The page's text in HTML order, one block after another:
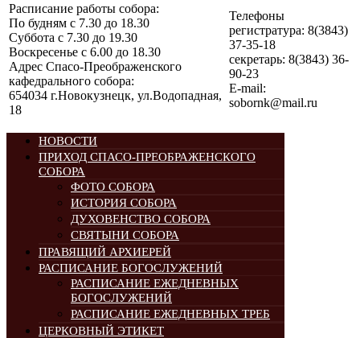
Расписание работы собора:
По будням с 7.30 до 18.30
Суббота с 7.30 до 19.30
Воскресенье с 6.00 до 18.30
Адрес Спасо-Преображенского
кафедрального собора:
654034 г.Новокузнецк, ул.Водопадная,
18
Телефоны
регистратура: 8(3843)
37-35-18
секретарь: 8(3843) 36-
90-23
E-mail:
sobornk@mail.ru
НОВОСТИ
ПРИХОД СПАСО-ПРЕОБРАЖЕНСКОГО
СОБОРА
ФОТО СОБОРА
ИСТОРИЯ СОБОРА
ДУХОВЕНСТВО СОБОРА
СВЯТЫНИ СОБОРА
ПРАВЯЩИЙ АРХИЕРЕЙ
РАСПИСАНИЕ БОГОСЛУЖЕНИЙ
РАСПИСАНИЕ ЕЖЕДНЕВНЫХ
БОГОСЛУЖЕНИЙ
РАСПИСАНИЕ ЕЖЕДНЕВНЫХ ТРЕБ
ЦЕРКОВНЫЙ ЭТИКЕТ